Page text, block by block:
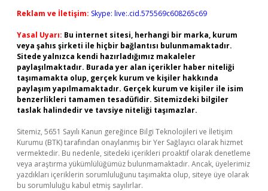
Reklam ve İletişim: Skype: live:.cid.575569c608265c69
Yasal Uyarı: Bu internet sitesi, herhangi bir marka, kurum
veya şahıs şirketi ile hiçbir bağlantısı bulunmamaktadır.
Sitede yalnızca kendi hazırladığımız makaleler
paylaşılmaktadır. Burada yer alan içerikler haber niteliği
taşımamakta olup, gerçek kurum ve kişiler hakkında
paylaşım yapılmamaktadır. Gerçek kurum ve kişiler ile isim
benzerlikleri tamamen tesadüfidir. Sitemizdeki bilgiler
taslak halindedir ve tavsiye niteliği taşımazlar.
Sitemiz, 5651 Sayılı Kanun gereğince Bilgi Teknolojileri ve İletişim
Kurumu (BTK) tarafından onaylanmış bir Yer Sağlayıcı olarak hizmet
vermektedir. Bu nedenle, sitedeki içerikleri proaktif olarak denetleme
veya araştırma yükümlülüğümüz bulunmamaktadır. Ancak, üyelerimiz
yazdıkları içeriklerin sorumluluğunu taşımakta olup, siteye üye olarak
bu sorumluluğu kabul etmiş sayılırlar.